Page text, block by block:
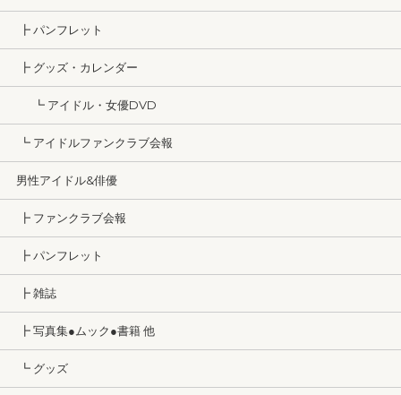
┣ パンフレット
┣ グッズ・カレンダー
┗ アイドル・女優DVD
┗ アイドルファンクラブ会報
男性アイドル&俳優
┣ ファンクラブ会報
┣ パンフレット
┣ 雑誌
┣ 写真集●ムック●書籍 他
┗ グッズ